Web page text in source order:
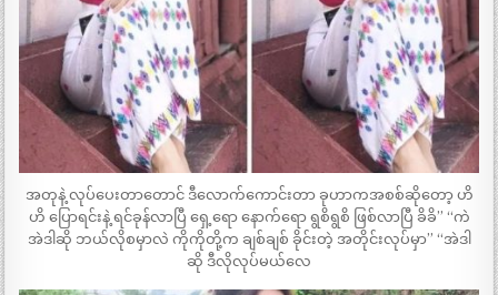
အတုနဲ့ လုပ်ပေးတာတောင် ဒီလောက်ကောင်းတာ ခုဟာကအစစ်ဆိုတော့ ဟိ
ဟိ ပြောရင်းနဲ့ ရင်ခုန်လာပြီ ရှေ့ရော နောက်ရော ရွစိရွစိ ဖြစ်လာပြီ ခိခိ” “ကဲ
အဲဒါဆို ဘယ်လိုစမှာလဲ ကိုကိုတို့က ချစ်ချစ် ခိုင်းတဲ့ အတိုင်းလုပ်မှာ” “အဲဒါ
ဆို ဒီလိုလုပ်မယ်လေ